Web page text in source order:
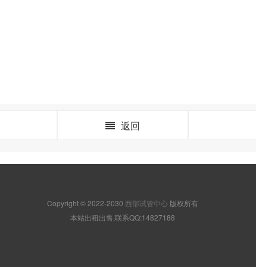
返回
Copyright © 2022-2030 西部试管中心 版权所有
本站出租出售,联系QQ:14827188